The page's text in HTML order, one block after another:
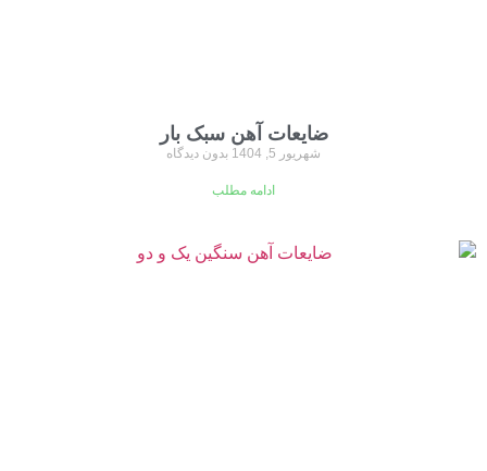
ضایعات آهن سبک بار
شهریور 5, 1404 بدون دیدگاه
ادامه مطلب